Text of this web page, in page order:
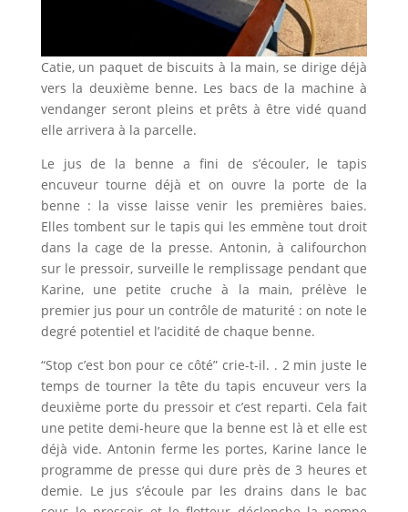
Catie, un paquet de biscuits à la main, se dirige déjà
vers la deuxième benne. Les bacs de la machine à
vendanger seront pleins et prêts à être vidé quand
elle arrivera à la parcelle.
Le jus de la benne a fini de s’écouler, le tapis
encuveur tourne déjà et on ouvre la porte de la
benne : la visse laisse venir les premières baies.
Elles tombent sur le tapis qui les emmène tout droit
dans la cage de la presse. Antonin, à califourchon
sur le pressoir, surveille le remplissage pendant que
Karine, une petite cruche à la main, prélève le
premier jus pour un contrôle de maturité : on note le
degré potentiel et l’acidité de chaque benne.
“Stop c’est bon pour ce côté” crie-t-il. . 2 min juste le
temps de tourner la tête du tapis encuveur vers la
deuxième porte du pressoir et c’est reparti. Cela fait
une petite demi-heure que la benne est là et elle est
déjà vide. Antonin ferme les portes, Karine lance le
programme de presse qui dure près de 3 heures et
demie. Le jus s’écoule par les drains dans le bac